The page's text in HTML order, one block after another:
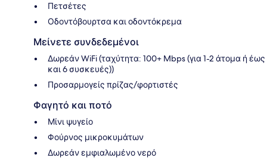
Πετσέτες
Οδοντόβουρτσα και οδοντόκρεμα
Μείνετε συνδεδεμένοι
Δωρεάν WiFi (ταχύτητα: 100+ Mbps (για 1-2 άτομα ή έως
και 6 συσκευές))
Προσαρμογείς πρίζας/φορτιστές
Φαγητό και ποτό
Μίνι ψυγείο
Φούρνος μικροκυμάτων
Δωρεάν εμφιαλωμένο νερό